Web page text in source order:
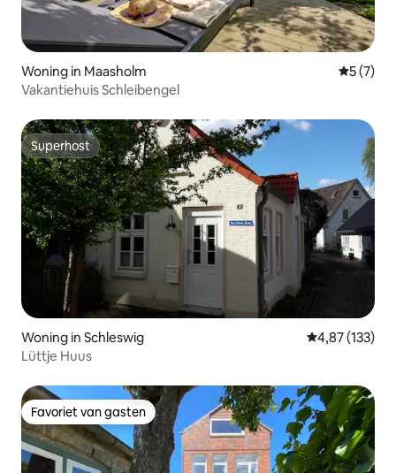
Woning in Maasholm
5 (7)
Vakantiehuis Schleibengel
Superhost
Superhost
Woning in Schleswig Gemiddelde
4,87 (133)
Lüttje Huus
Favoriet van gasten
Favoriet van gasten